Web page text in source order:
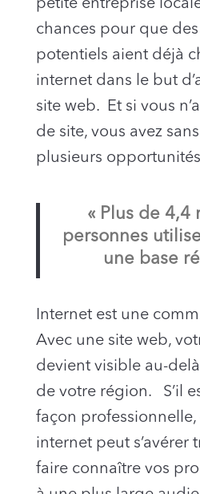
petite entreprise
chances pour que
potentiels aient déjà
internet dans le but
site web. Et si vous
de site, vous avez
plusieurs
« Plus de 4,4
personnes
une base
Internet est une
Avec une site web,
devient visible au-
de votre région. S’il
façon professionnelle,
internet peut s’avérer
faire connaître vos